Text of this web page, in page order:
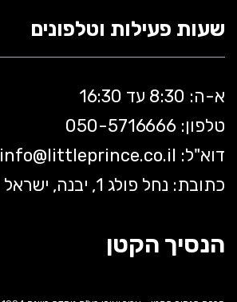
שעות פעילות וטלפונים
א-ה: 8:30 עד 16:30
טלפון: 050-5 716666
דוא"ל:
info@littleprince.co.il
כתובת: נחל פולג 1, יבנה, ישראל
הנסיך הקטן